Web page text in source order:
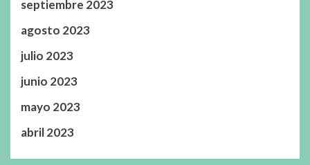
septiembre 2023
agosto 2023
julio 2023
junio 2023
mayo 2023
abril 2023